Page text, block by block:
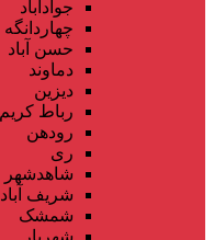
جوادآباد
چهاردانگه
حسن آباد
دماوند
دیزین
رباط کریم
رودهن
ری
شاهدشهر
شریف آباد
شمشک
شهریار